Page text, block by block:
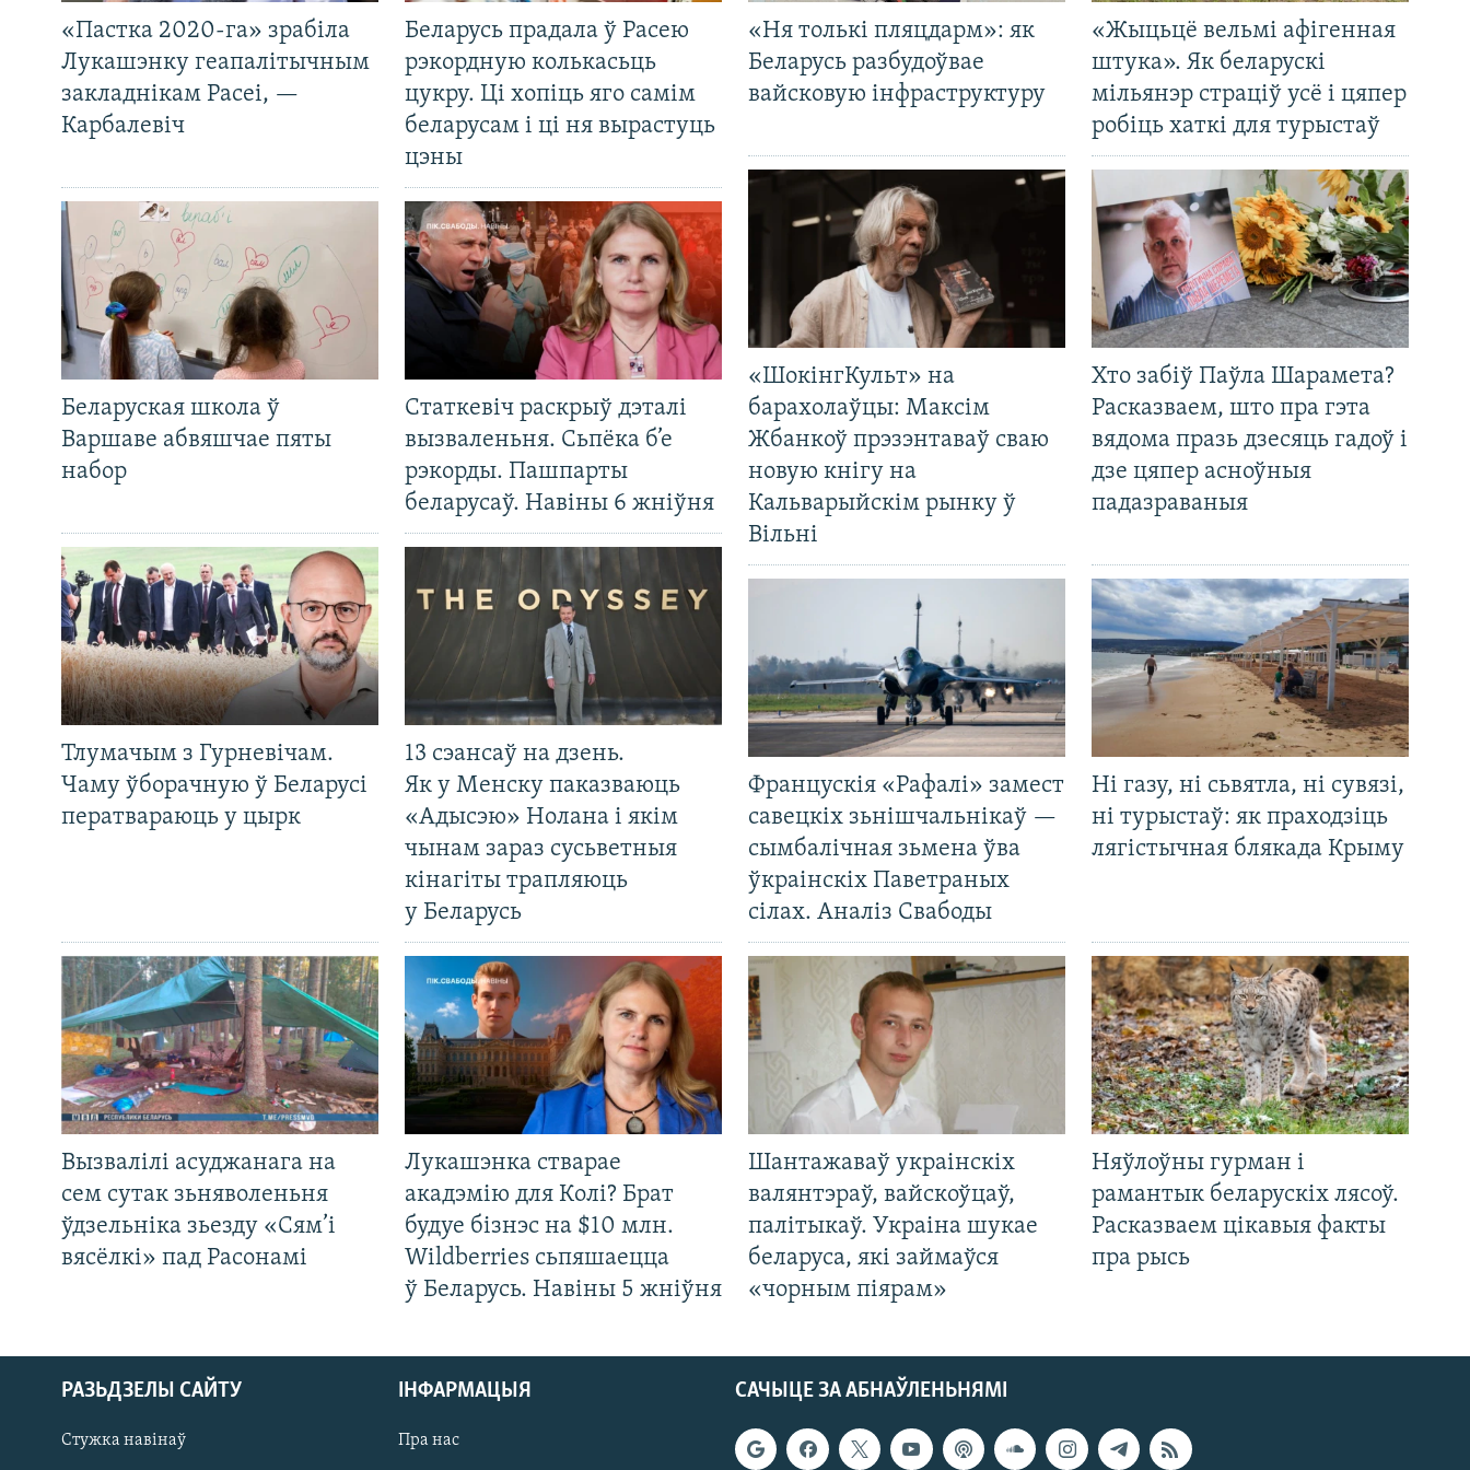
«Пастка 2020-га» зрабіла
Лукашэнку геапалітычным
закладнікам Расеі, —
Карбалевіч
Беларусь прадала ў Расею
рэкордную колькасьць
цукру. Ці хопіць яго самім
беларусам і ці ня вырастуць
цэны
Беларуская школа ў
Варшаве абвяшчае пяты
набор
Статкевіч раскрыў дэталі
вызваленьня. Сьпёка б’е
рэкорды. Пашпарты
беларусаў. Навіны 6 жніўня
Тлумачым з Гурневічам.
Чаму ўборачную ў Беларусі
ператвараюць у цырк
13 сэансаў на дзень.
Як у Менску паказваюць
«Адысэю» Нолана і якім
чынам зараз сусьветныя
кінагіты трапляюць
у Беларусь
Вызвалілі асуджанага на
сем сутак зьняволеньня
ўдзельніка зьезду «Сям’і
вясёлкі» пад Расонамі
Лукашэнка стварае
акадэмію для Колі? Брат
будуе бізнэс на $10 млн.
Wildberries сьпяшаецца
ў Беларусь. Навіны 5 жніўня
«Ня толькі пляцдарм»: як
Беларусь разбудоўвае
вайсковую інфраструктуру
«Жыцьцё вельмі афігенная
штука». Як беларускі
мільянэр страціў усё і цяпер
робіць хаткі для турыстаў
«ШокінгКульт» на
барахолаўцы: Максім
Жбанкоў прэзэнтаваў сваю
новую кнігу на
Кальварыйскім рынку ў
Вільні
Хто забіў Паўла Шарамета?
Расказваем, што пра гэта
вядома празь дзесяць гадоў і
дзе цяпер асноўныя
падазраваныя
Францускія «Рафалі» замест
савецкіх зьнішчальнікаў —
сымбалічная зьмена ўва
ўкраінскіх Паветраных
сілах. Аналіз Свабоды
Ні газу, ні сьвятла, ні сувязі,
ні турыстаў: як праходзіць
лягістычная блякада Крыму
Шантажаваў украінскіх
валянтэраў, вайскоўцаў,
палітыкаў. Украіна шукае
беларуса, які займаўся
«чорным піярам»
Няўлоўны гурман і
рамантык беларускіх лясоў.
Расказваем цікавыя факты
пра рысь
САЧЫЦЕ ЗА АБНАЎЛЕНЬНЯМІ
РАЗЬДЗЕЛЫ САЙТУ
Стужка навінаў
ІНФАРМАЦЫЯ
Пра нас